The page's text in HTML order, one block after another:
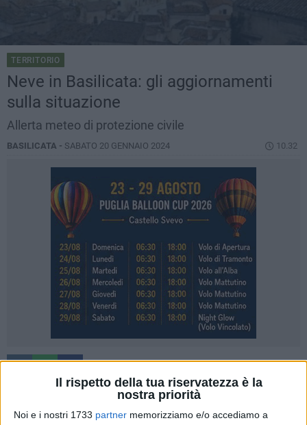
Il rispetto della tua riservatezza è la
nostra priorità
Noi e i nostri 1733 partner memorizziamo e/o accediamo a
TERRITORIO
Neve in Basilicata: gli aggiornamenti
sulla situazione
Allerta meteo di protezione civile
BASILICATA - SABATO 20 GENNAIO 2024 10.32
Nevica a Potenza e in provincia, con accumuli al suolo che
al momento sono deboli. La circolazione stradale è regolare